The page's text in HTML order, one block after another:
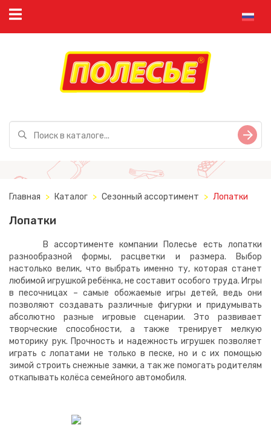
Главная Каталог Сезонный ассортимент Лопатки
Лопатки
В ассортименте компании Полесье есть лопатки
разнообразной формы, расцветки и размера. Выбор
настолько велик, что выбрать именно ту, которая станет
любимой игрушкой ребёнка, не составит особого труда. Игры
в песочницах – самые обожаемые игры детей, ведь они
позволяют создавать различные фигурки и придумывать
абсолютно разные игровые сценарии. Это развивает
творческие способности, а также тренирует мелкую
моторику рук. Прочность и надежность игрушек позволяет
играть с лопатами не только в песке, но и с их помощью
зимой строить снежные замки, а так же помогать родителям
откапывать колёса семейного автомобиля.